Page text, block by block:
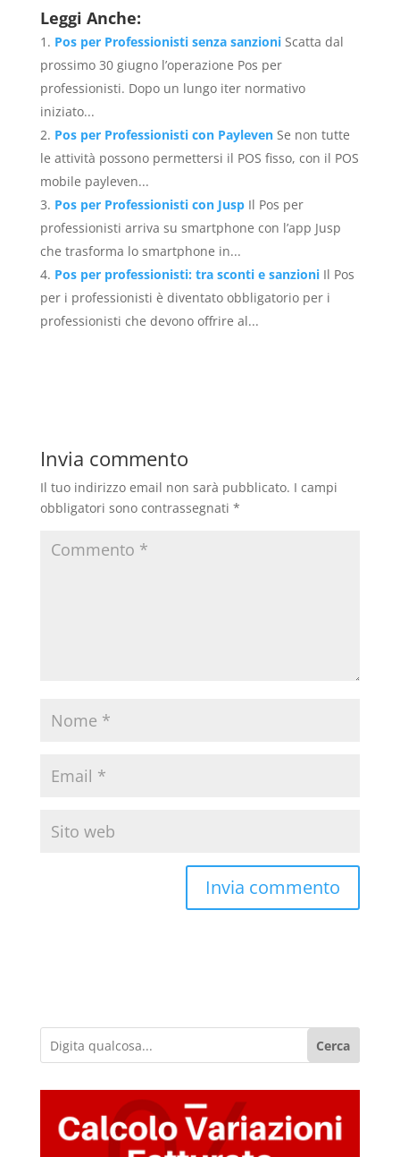
Leggi Anche:
Pos per Professionisti senza sanzioni Scatta dal
prossimo 30 giugno l’operazione Pos per
professionisti. Dopo un lungo iter normativo
iniziato...
Pos per Professionisti con Payleven Se non tutte
le attività possono permettersi il POS fisso, con il POS
mobile payleven...
Pos per Professionisti con Jusp Il Pos per
professionisti arriva su smartphone con l’app Jusp
che trasforma lo smartphone in...
Pos per professionisti: tra sconti e sanzioni Il Pos
per i professionisti è diventato obbligatorio per i
professionisti che devono offrire al...
Invia commento
Il tuo indirizzo email non sarà pubblicato. I campi
obbligatori sono contrassegnati *
Cerca